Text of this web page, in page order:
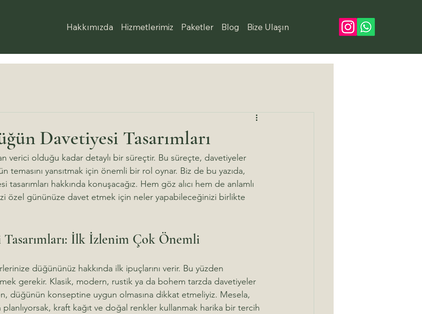
Hakkımızda Hizmetlerimiz Paketler Blog Bize Ulaşın
Davetiyesi Tasarımları
verici olduğu kadar detaylı bir süreçtir. Bu süreçte, davetiyeler
temasını yansıtmak için önemli bir rol oynar. Biz de bu yazıda,
hakkında konuşacağız. Hem göz alıcı hem de anlamlı
özel gününüze davet etmek için neler yapabileceğinizi birlikte
İlk İzlenim Çok Önemli
düğününüz hakkında ilk ipuçlarını verir. Bu yüzden
gerekir. Klasik, modern, rustik ya da bohem tarzda davetiyeler
düğünün konseptine uygun olmasına dikkat etmeliyiz. Mesela,
kraft kağıt ve doğal renkler kullanmak harika bir tercih